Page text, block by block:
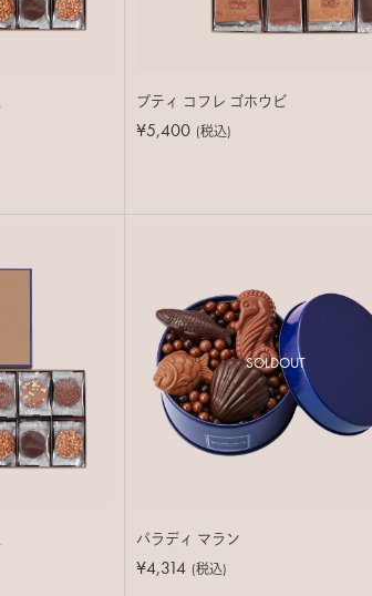
プティ コフレ ゴホウビ
¥5,400 (税込)
SOLDOUT
パラディ マラン
¥4,314 (税込)